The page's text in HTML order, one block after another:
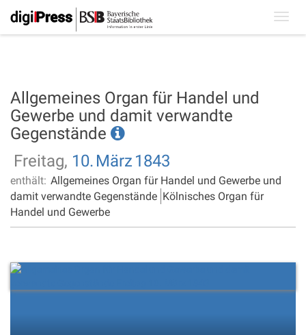
Allgemeines Organ für Handel und
Gewerbe und damit verwandte
Gegenstände
Freitag, 10. März 1843
enthält: Allgemeines Organ für Handel und Gewerbe und
damit verwandte Gegenstände Kölnisches Organ für
Handel und Gewerbe